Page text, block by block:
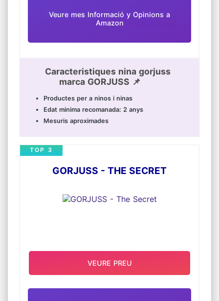
Veure mes Informació y Opinions a
Amazon
Caracteristiques nina gorjuss
marca GORJUSS 📌
Productes per a ninos i ninas
Edat minima recomanada: 2 anys
Mesuris aproximades
GORJUSS - THE SECRET
TOP 3
VEURE PREU